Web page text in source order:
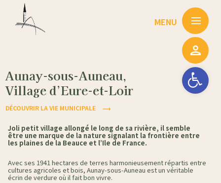
Ouvrir la
Joli petit village allongé le long de sa rivière, il semble
être une marque de la nature signalant la frontière entre
les plaines de la Beauce et l’Ile de France.
Avec ses 1941 hectares de terres harmonieusement répartis entre
cultures agricoles et bois, Aunay-sous-Auneau est un véritable
écrin de verdure où il fait bon vivre.
Aunay-sous-Auneau,
Village d’Eure-et-Loir
DÉCOUVRIR LA VIE MUNICIPALE